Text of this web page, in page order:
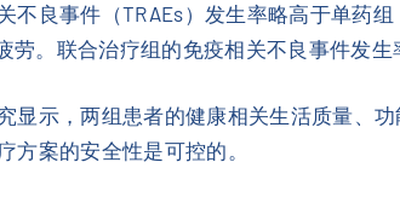
不良事件（TRAEs）发生率略高于单药
劳。联合治疗组的免疫相关不良事件发
显示，两组患者的健康相关生活质量、
方案的安全性是可控的。